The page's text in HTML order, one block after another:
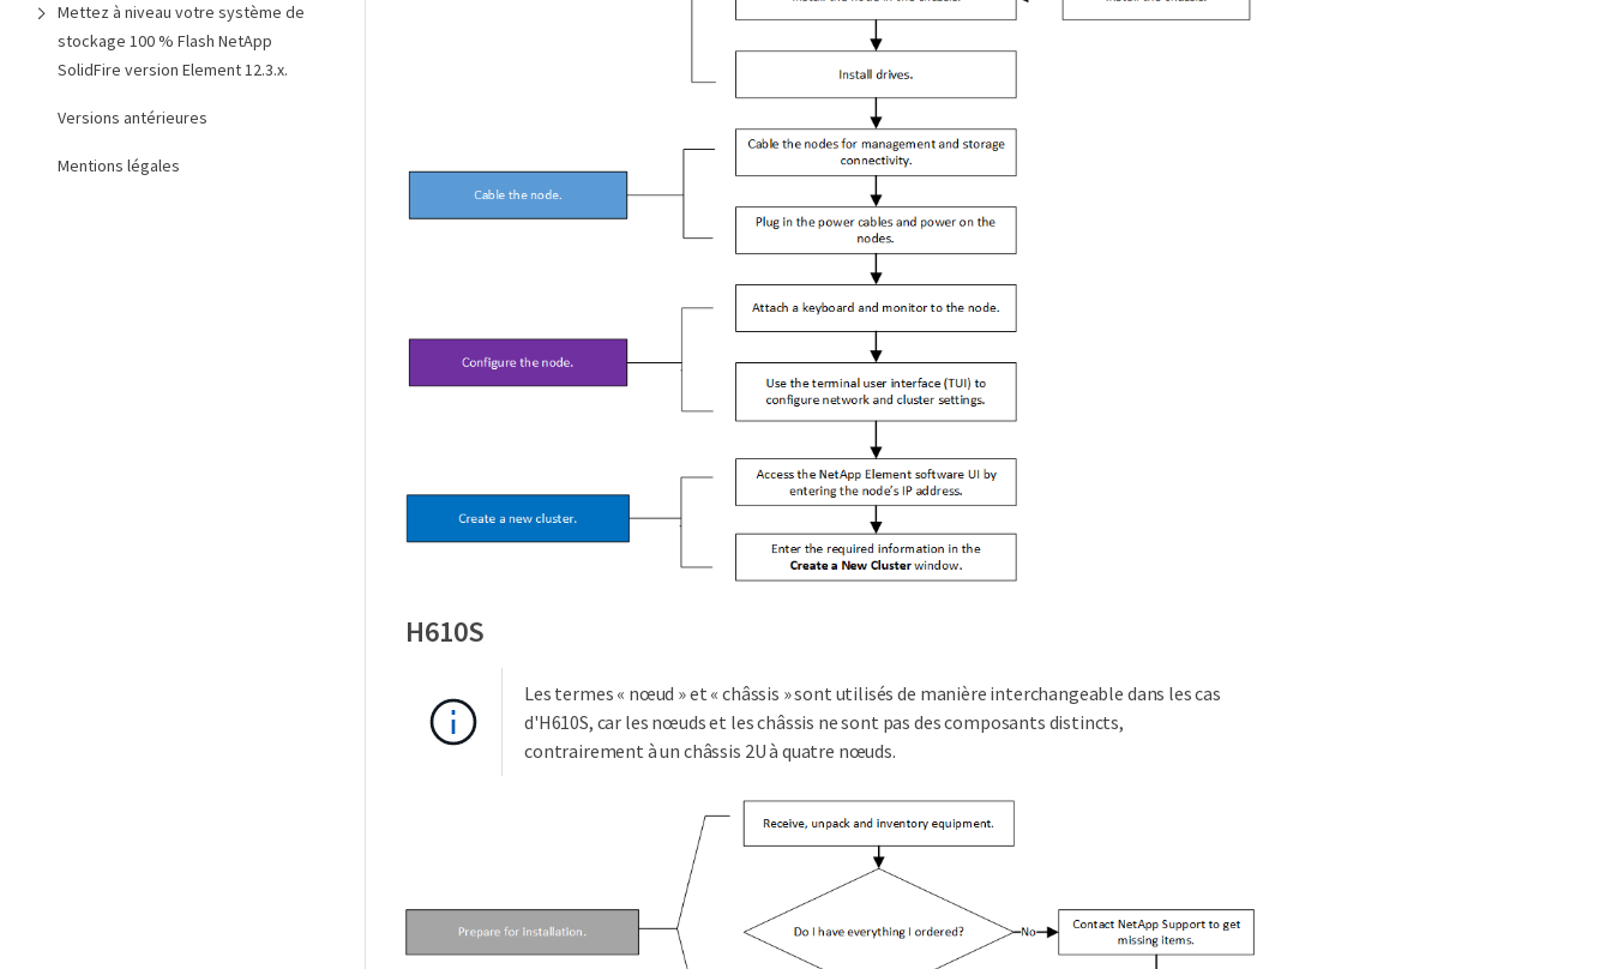
Mettez à niveau votre système de
stockage 100 % Flash NetApp
SolidFire version Element 12.3.x.
Versions antérieures
Mentions légales
H610S
Les termes « nœud » et « châssis » sont utilisés de manière interchangeable dans les cas
d'H610S, car les nœuds et les châssis ne sont pas des composants distincts,
contrairement à un châssis 2U à quatre nœuds.